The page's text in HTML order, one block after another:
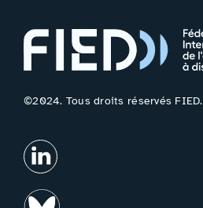
©2024. Tous droits réservés FIED.